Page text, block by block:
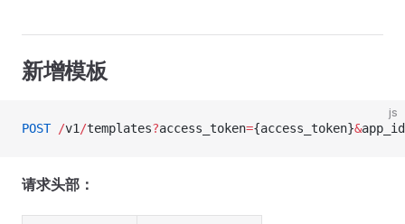
新增模板
js
POST /v1 /templates?access_token={access_token}&app_id
请求头部：